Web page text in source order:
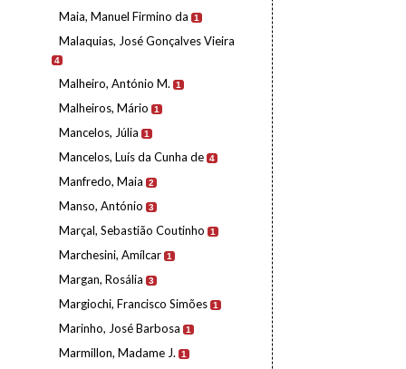
Maia, Manuel Firmino da 1
Malaquias, José Gonçalves Vieira
4
Malheiro, António M. 1
Malheiros, Mário 1
Mancelos, Júlia 1
Mancelos, Luís da Cunha de 4
Manfredo, Maia 2
Manso, António 3
Marçal, Sebastião Coutinho 1
Marchesini, Amílcar 1
Margan, Rosália 3
Margiochi, Francisco Simões 1
Marinho, José Barbosa 1
Marmillon, Madame J. 1